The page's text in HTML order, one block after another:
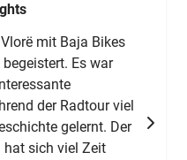
mit Baja Bikes
Es war
der Radtour viel
gelernt. Der
hat sich viel Zeit